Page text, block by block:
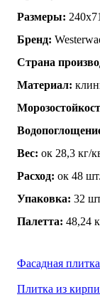
Размеры:
Бренд:
Страна
Материал:
Вес: ок 28,3 кг/
Расход: ок 48
Упаковка: 32
Палетта: 48,24
Фасадная
Плитка из